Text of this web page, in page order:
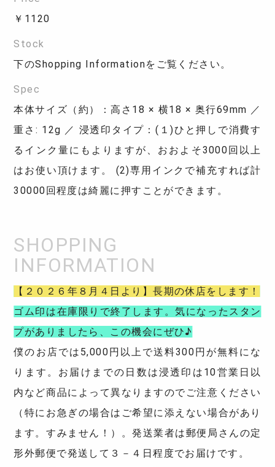
￥1120
Stock
下のShopping Informationをご覧ください。
Spec
本体サイズ（約）：高さ18 × 横18 × 奥行69mm ／
重さ: 12g ／ 浸透印タイプ：(１)ひと押しで消費す
るインク量にもよりますが、おおよそ3000回以上
はお使い頂けます。 (2)専用インクで補充すれば計
30000回程度は綺麗に押すことができます。
【２０２６年８月４日より】長期の休店をします！
ゴム印は在庫限りで終了します。気になったスタン
プがありましたら、この機会にぜひ♪
僕のお店では5,000円以上で送料300円が無料にな
ります。お届けまでの日数は浸透印は10営業日以
内など商品によって異なりますのでご注意ください
（特にお急ぎの場合はご希望に添えない場合があり
ます。すみません！）。発送業者は郵便局さんの定
形外郵便で発送して３－４日程度でお届けです。